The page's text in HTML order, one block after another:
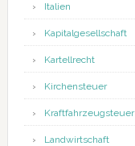
Italien
Kapitalgesellschaft
Kartellrecht
Kirchensteuer
Kraftfahrzeugsteuer
Landwirtschaft